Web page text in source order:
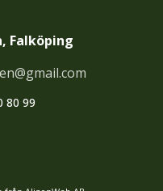
Falköping
80 99